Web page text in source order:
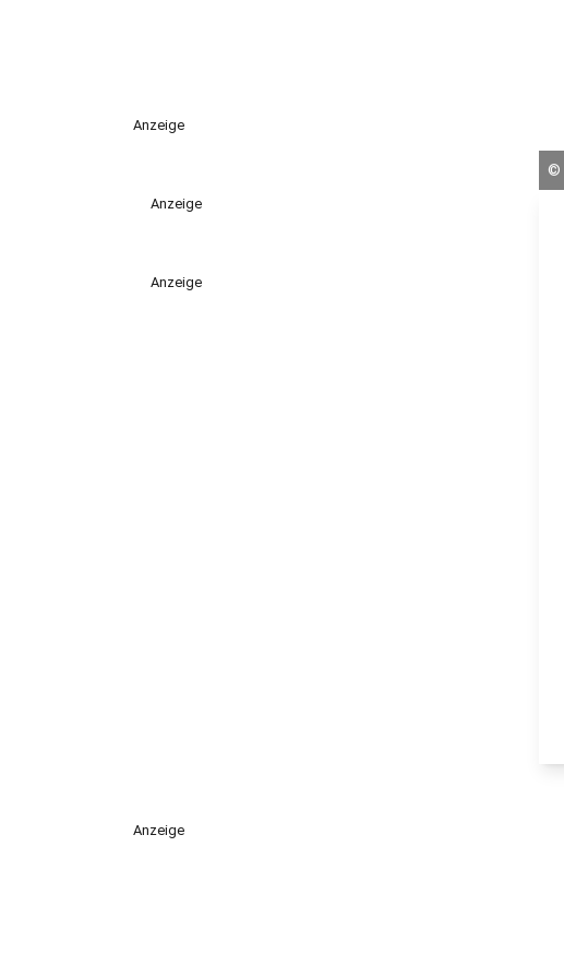
Anzeige
Anzeige
Anzeige
©
Anzeige